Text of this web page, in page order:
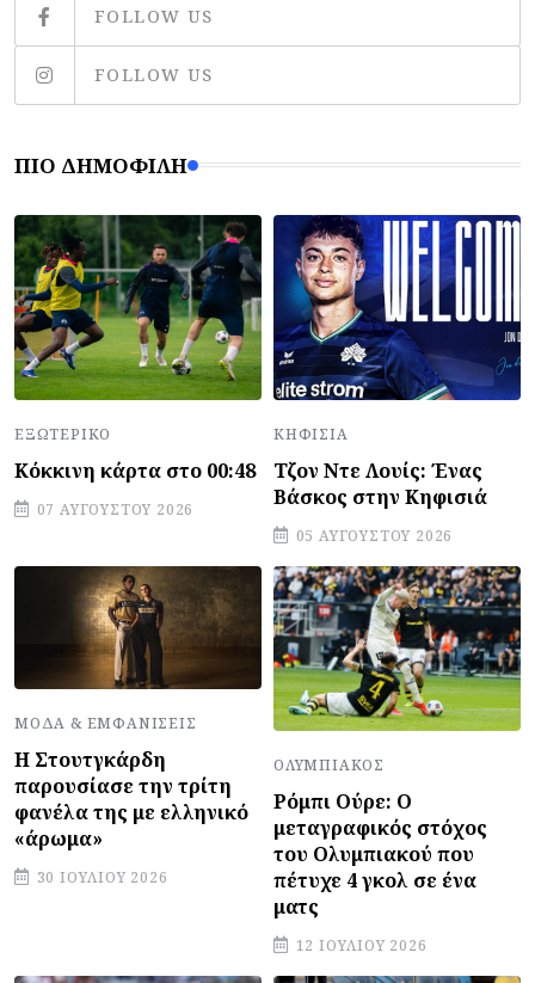
FOLLOW US
FOLLOW US
ΠΙΟ ΔΗΜΟΦΙΛΉ
ΕΞΩΤΕΡΙΚΌ
Κόκκινη κάρτα στο 00:48
07 ΑΥΓΟΎΣΤΟΥ 2026
ΚΗΦΙΣΙΆ
Τζον Ντε Λουίς: Ένας
Βάσκος στην Κηφισιά
05 ΑΥΓΟΎΣΤΟΥ 2026
ΜΌΔΑ & ΕΜΦΑΝΊΣΕΙΣ
Η Στουτγκάρδη
παρουσίασε την τρίτη
φανέλα της με ελληνικό
«άρωμα»
30 ΙΟΥΛΊΟΥ 2026
ΟΛΥΜΠΙΑΚΌΣ
Ρόμπι Ούρε: Ο
μεταγραφικός στόχος
του Ολυμπιακού που
πέτυχε 4 γκολ σε ένα
ματς
12 ΙΟΥΛΊΟΥ 2026